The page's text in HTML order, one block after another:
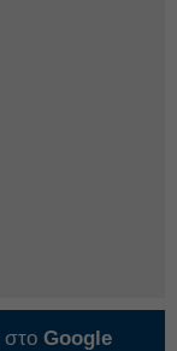
στο Google